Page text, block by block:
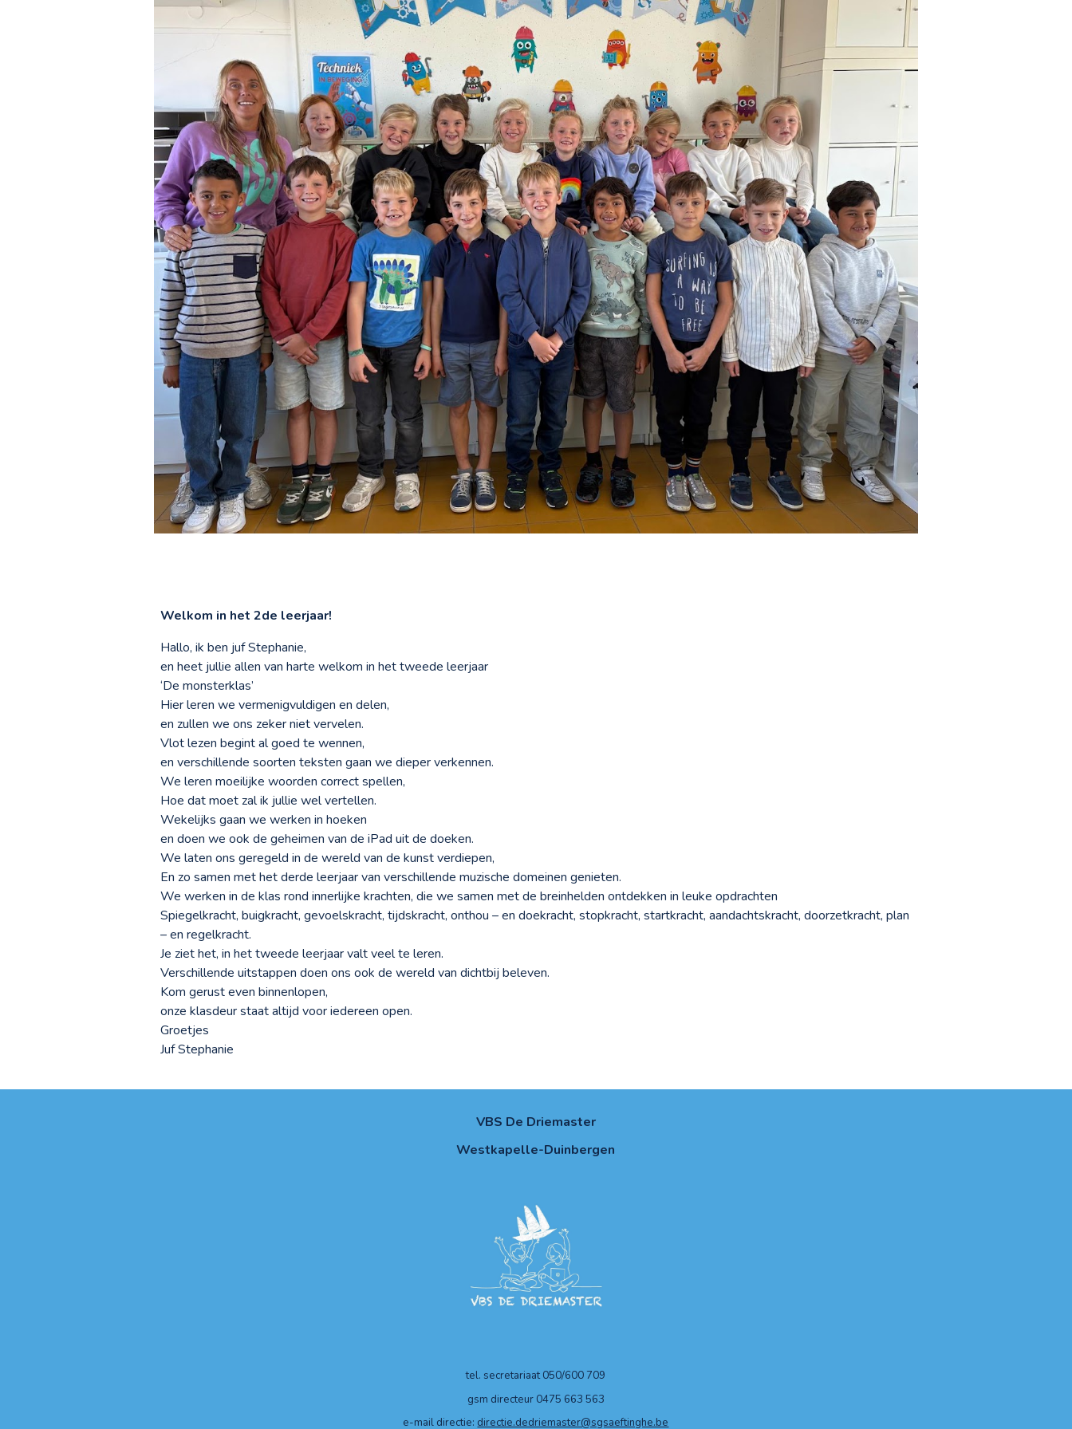
Welkom in het2de leerjaar!
Hallo, ik ben juf Stephanie,
en heet jullie allen van harte welkom in het tweede leerjaar
‘De monsterklas’
Hier leren we vermenigvuldigen en delen,
en zullen we ons zeker niet vervelen.
Vlot lezen begint al goed te wennen,
en verschillende soorten teksten gaan we dieper verkennen.
We leren moeilijke woorden correct spellen,
Hoe dat moet zal ik jullie wel vertellen.
Wekelijks gaan we werken in hoeken
en doen we ook de geheimen van de iPad uit de doeken.
We laten ons geregeld in de wereld van de kunst verdiepen,
En zo samen met het derde leerjaar van verschillende muzische domeinen genieten.
We werken in de klas rond innerlijke krachten, die we samen met de breinhelden ontdekken in leuke opdrachten
Spiegelkracht, buigkracht, gevoelskracht, tijdskracht, onthou – en doekracht, stopkracht, startkracht, aandachtskracht, doorzetkracht, plan
– en regelkracht.
Je ziet het, in het tweede leerjaar valt veel te leren.
Verschillende uitstappen doen ons ook de wereld van dichtbij beleven.
Kom gerust even binnenlopen,
onze klasdeur staat altijd voor iedereen open.
Groetjes
Juf Stephanie
VBS De Driemaster
Westkapelle-Duinbergen
tel. secretariaat 050/600 709
gsm directeur 0475 663 563
e-mail directie: directie.dedriemaster@sgsaeftinghe.be